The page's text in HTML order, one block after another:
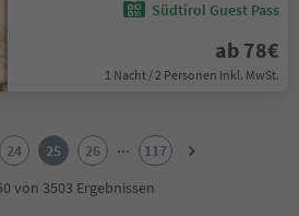
Südtirol Guest Pass
ab 78€
1 Nacht / 2 Personen Inkl. MwSt.
24 25 26 ...
117
von 3503 Ergebnissen